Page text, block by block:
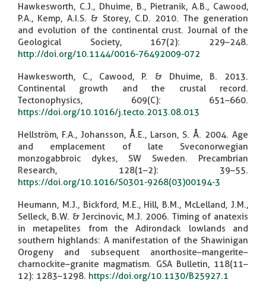
Hawkesworth, C.J., Dhuime, B., Pietranik, A.B., Cawood,
P.A., Kemp, A.I.S. & Storey, C.D. 2010. The generation
and evolution of the continental crust. Journal of the
Geological Society, 167(2): 229–248.
http://doi.org/10.1144/0016-76492009-072
Hawkesworth, C., Cawood, P. & Dhuime, B. 2013.
Continental growth and the crustal record.
Tectonophysics, 609(C): 651–660.
https://doi.org/10.1016/j.tecto.2013.08.013
Hellström, F.A., Johansson, Å.E., Larson, S. Å. 2004. Age
and emplacement of late Sveconorwegian
monzogabbroic dykes, SW Sweden. Precambrian
Research, 128(1–2): 39–55.
https://doi.org/10.1016/S0301-9268(03)00194-3
Heumann, M.J., Bickford, M.E., Hill, B.M., McLelland, J.M.,
Selleck, B.W. & Jercinovic, M.J. 2006. Timing of anatexis
in metapelites from the Adirondack lowlands and
southern highlands: A manifestation of the Shawinigan
Orogeny and subsequent anorthosite–mangerite–
charnockite–granite magmatism. GSA Bulletin, 118(11–
12): 1283–1298. https://doi.org/10.1130/B25927.1